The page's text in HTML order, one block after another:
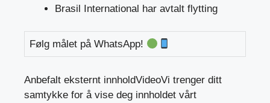
Brasil International har avtalt flytting
Følg målet på WhatsApp!
Anbefalt eksternt innholdVideoVi trenger ditt
samtykke for å vise deg innholdet vårt